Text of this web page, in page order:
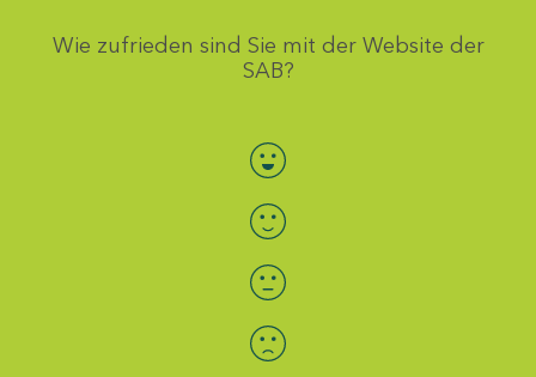
Wie zufrieden sind Sie mit der Website der
SAB?
Bewertung auswählen